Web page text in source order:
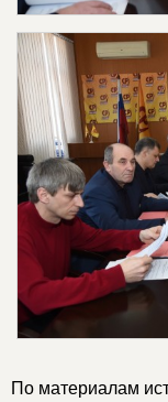
По материалам